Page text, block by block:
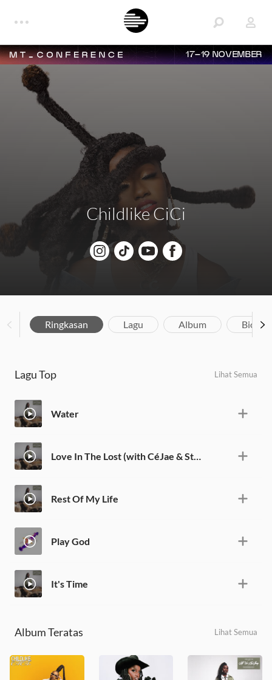
17–19 NOVEMBER
Childlike CiCi
Ringkasan Lagu Album
Lagu Top Lihat Semua
Water
Rest Of My Life
Play God
It's Time
Album Teratas Lihat Semua